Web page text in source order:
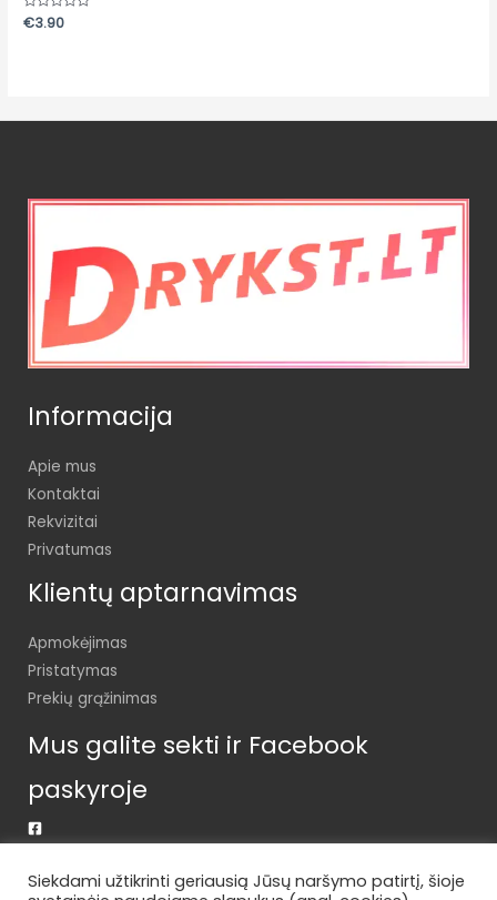
Įvertinimas:
0
€3.90
Informacija
Apie mus
Kontaktai
Rekvizitai
Privatumas
Klientų aptarnavimas
Apmokėjimas
Pristatymas
Prekių grąžinimas
Mus galite sekti ir Facebook
paskyroje
Siekdami užtikrinti geriausią Jūsų naršymo patirtį, šioje